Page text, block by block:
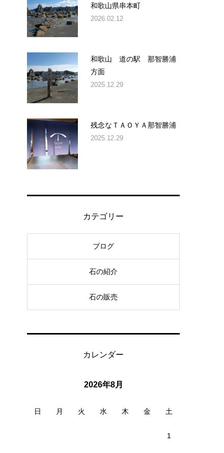
和歌山県串本町
2026.02.12
和歌山 道の駅 那智勝浦
方面
2025.12.29
残念なＴＡＯＹＡ那智勝浦
2025.12.29
カテゴリー
ブログ
石の紹介
石の販売
カレンダー
2026年8月
日 月 火 水 木 金 土
1